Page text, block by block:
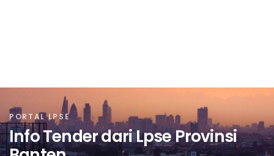
PORTAL LPSE
Info Tender dari Lpse Provinsi